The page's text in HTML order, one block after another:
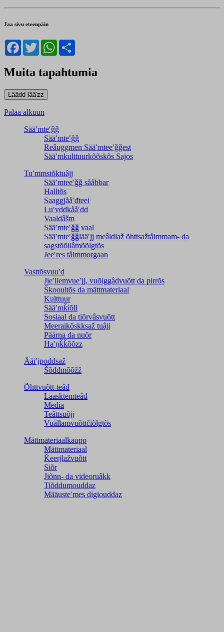
Jaa sivu eteenpäin
Facebook
TwitterWhatsApp
Muita tapahtumia
Palaa alkuun
Sääʹmteʹǧǧ
Sääʹmteʹǧǧ
Reâuggmen Sääʹmteeʹǧǧest
Sääʹmkulttuurkõõskõs Sajos
Tuʹmmstõktuâjj
Sääʹmteeʹǧǧ sååbbar
Halltõs
Saaǥǥjååʹđteei
Luʹvddkååʹdd
Vaaldâšm
Sääʹmteʹǧǧ vaal
Sääʹmteʹǧǧlääʹjj meâldlaž õhttsažtåimmam- da
saǥstõõllâmõõlǥtõs
Jeeʹres tåimmorgaan
Vasttõsvuuʹd
Jieʹllemvueʹjj, vuõiggâdvuõtt da pirrõs
Škooultõs da mättmateriaal
Kulttuur
Sääʹmǩiõll
Sosiaal da tiõrvâsvuõtt
Meeraikõskksaž tuâjj
Päärna da nuõr
Haʹŋǩǩõõzz
Ääiʹjpoddsaž
Šõddmõõžž
Õhttvuõtt-teâđ
Laasktemteâđ
Media
Teâttsuõjj
Vuällamvuõttčiõlǥtõs
Mättmateriaalkaupp
Mättmateriaal
Ǩeerjlažvuõtt
Siõr
Jiõnn- da videoruâkk
Tiõddumouddaz
Määusteʹmes digiouddaz